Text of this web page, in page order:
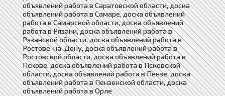
объявлений работа в Саратовской области, доска
объявлений работа в Самаре, доска объявлений
работа в Самарской области, доска объявлений
работа в Рязани, доска объявлений работа в
Рязанской области, доска объявлений работа в
Ростове-на-Дону, доска объявлений работа в
Ростовской области, доска объявлений работа в
Пскове, доска объявлений работа в Псковской
области, доска объявлений работа в Пензе, доска
объявлений работа в Пензенской области, доска
объявлений работа в Орле